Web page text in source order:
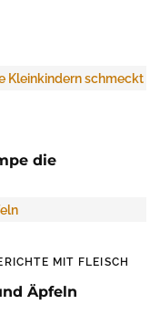
die
MIT FLEISCH
Äpfeln